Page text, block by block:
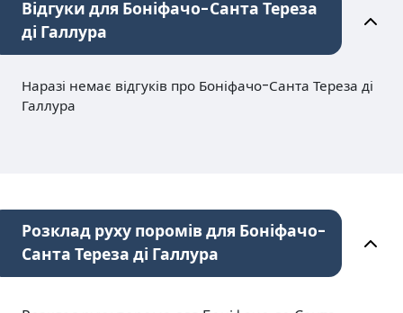
Відгуки для Боніфачо-Санта Тереза
ді Галлура
Наразі немає відгуків про Боніфачо-Санта Тереза ді
Галлура
Розклад руху поромів для Боніфачо-
Санта Тереза ді Галлура